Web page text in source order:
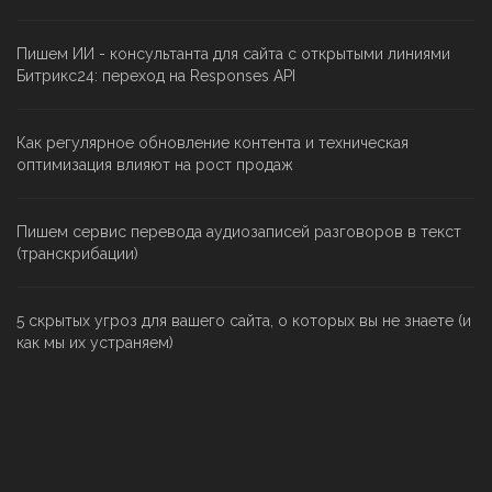
Пишем ИИ - консультанта для сайта с открытыми линиями
Битрикс24: переход на Responses API
Как регулярное обновление контента и техническая
оптимизация влияют на рост продаж
Пишем сервис перевода аудиозаписей разговоров в текст
(транскрибации)
5 скрытых угроз для вашего сайта, о которых вы не знаете (и
как мы их устраняем)